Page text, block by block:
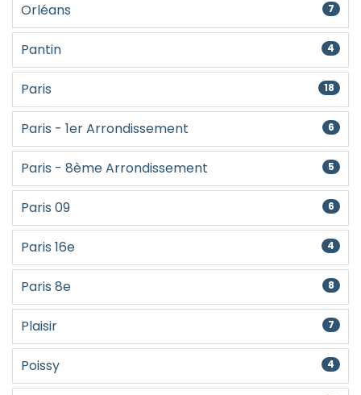
Orléans 7
Pantin 4
Paris 18
Paris - 1er Arrondissement 6
Paris - 8ème Arrondissement 5
Paris 09 6
Paris 16e 4
Paris 8e 8
Plaisir 7
Poissy 4